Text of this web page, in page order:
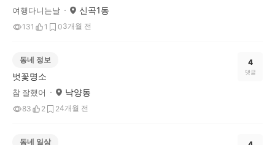
여행다니는날 신곡1동
131 1 03개월 전
동네 정보
벗꽃명소
참 잘했어 낙양동
83 2 24개월 전
4
댓글
동네 일상